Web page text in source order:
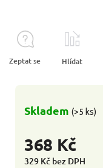
368 Kč
329 Kč bez DPH
Skladem (>5 ks)
Zeptat se Hlídat